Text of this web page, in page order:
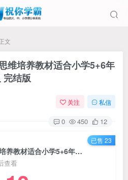
文
维培养教材适合小学5+6年
完结版
关注 私信
0 450 12
学而思秘籍-小学数学思维培养教材适合小学5+6年级视频课程+PDF讲义 完结版
查看
已售 23